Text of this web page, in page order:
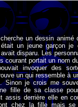
un dessin
était un jeune garçon
disparu. Les
courant portait un nom
invoquer des
un qui ressemble à
Sinon je crois me
fille de sa classe
assis derrière elle en
chez la fille mais se